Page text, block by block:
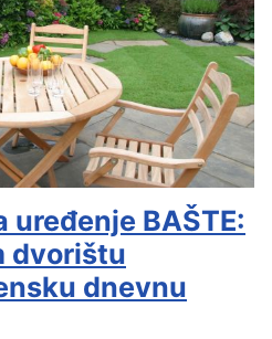
uređenje BAŠTE:
dvorištu
dnevnu